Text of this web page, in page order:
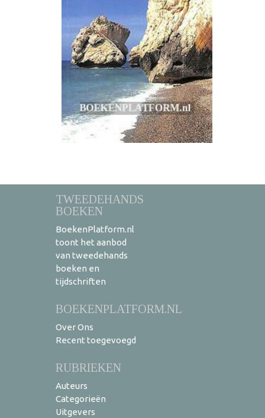
TWEEDEHANDS
BOEKEN
BoekenPlatform.nl
toont het aanbod
van tweedehands
boeken en
tijdschriften
BOEKENPLATFORM.NL
Over Ons
Recent toegevoegd
RUBRIEKEN
Auteurs
Categorieën
Uitgevers